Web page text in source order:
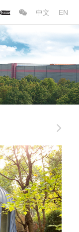
中文 EN